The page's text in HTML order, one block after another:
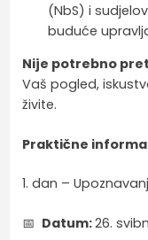
(NbS) i
buduće
Nije potrebno
Vaš pogled,
živite.
Praktične
1. dan –
📅 Datum:26.